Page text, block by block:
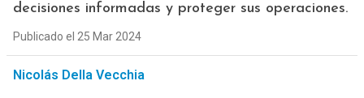
decisiones informadas y proteger sus operaciones.
Publicado el 25 Mar 2024
Nicolás Della Vecchia